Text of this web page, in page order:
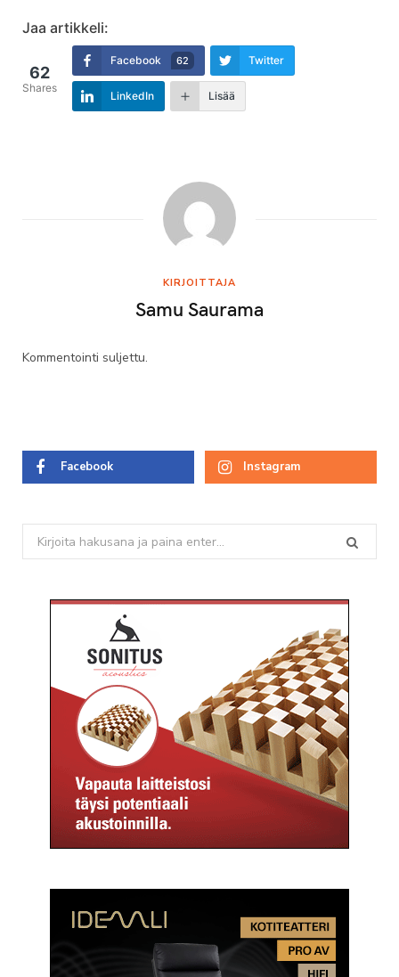
Jaa artikkeli:
62
Shares
Facebook 62 Twitter
LinkedIn Lisää
KIRJOITTAJA
Samu Saurama
Kommentointi suljettu.
Facebook Instagram
Search
for: